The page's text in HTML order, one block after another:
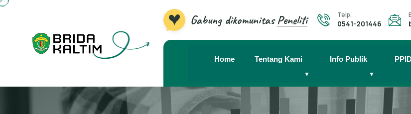
Gabung dikomunitasPeneliti Telp.
0541-201446
Home Tentang Kami
▼
Info Publik
▼